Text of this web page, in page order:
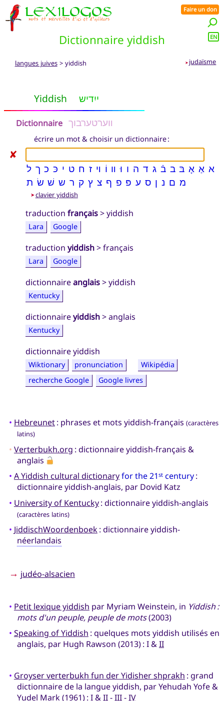
Dictionnaire yiddish
Faire un don
EN
langues juives> yiddish ➤ judaïsme
Yiddish ייִדיש
Dictionnaire װערטערבוך
écrire un mot & choisir un dictionnaire :
✘
א אַ אָ בּ ב בֿ ג ד ה ו וּ װ וֹ ױ ז ח ט י כּ כ ך ל
מ ם נ ן ס ע פּ פ ף צ ץ ק ר ש שׁ שׂ ת
➤clavier yiddish
traductionfrançais> yiddish
Lara Google
traductionyiddish> français
Lara Google
dictionnaireanglais> yiddish
Kentucky
dictionnaireyiddish> anglais
Kentucky
dictionnaire yiddish
Wiktionary pronunciation
Wikipédia
recherche Google
Google livres
• Hebreunet: phrases et mots yiddish-français (caractères
latins)
• Verterbukh.org : dictionnaire yiddish-français &
anglais
• A Yiddish cultural dictionaryfor the 21 stcentury:
dictionnaire yiddish-anglais, par Dovid Katz
• University of Kentucky: dictionnaire yiddish-anglais
(caractères latins)
• JiddischWoordenboek: dictionnaire yiddish-
néerlandais
→ judéo-alsacien
• Petit lexique yiddish par Myriam Weinstein, in Yiddish :
mots d'un peuple, peuple de mots(2003)
• Speaking of Yiddish : quelques mots yiddish utilisés en
anglais, par Hugh Rawson (2013) : I &II
• Groyser verterbukh fun der Yidisher shprakh : grand
dictionnaire de la langue yiddish, par Yehudah Yofe &
Yudel Mark (1961) : I &II-III-IV